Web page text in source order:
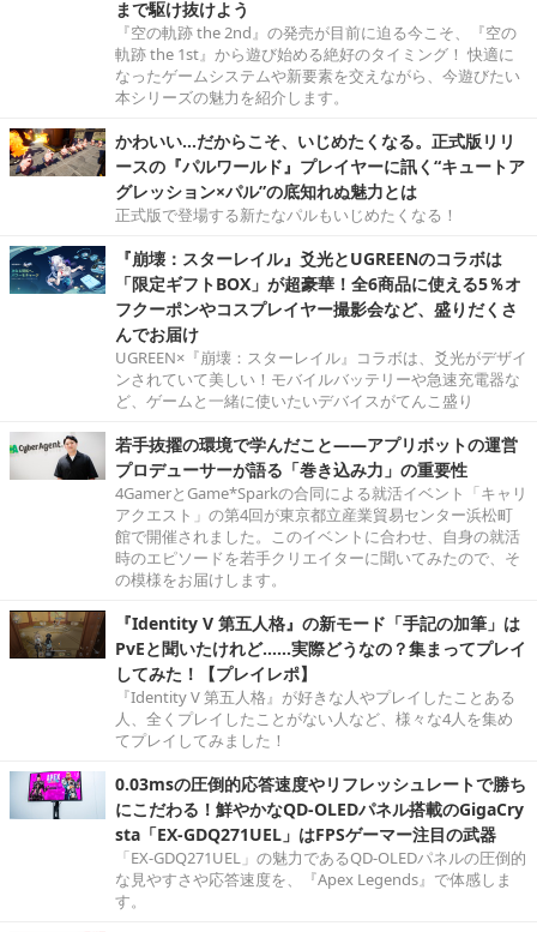
まで駆け抜けよう
『空の軌跡 the 2nd』の発売が目前に迫る今こそ、『空の
軌跡 the 1st』から遊び始める絶好のタイミング！ 快適に
なったゲームシステムや新要素を交えながら、今遊びたい
本シリーズの魅力を紹介します。
かわいい…だからこそ、いじめたくなる。正式版リリ
ースの『パルワールド』プレイヤーに訊く“キュートア
グレッション×パル”の底知れぬ魅力とは
正式版で登場する新たなパルもいじめたくなる！
『崩壊：スターレイル』爻光とUGREENのコラボは
「限定ギフトBOX」が超豪華！全6商品に使える5％オ
フクーポンやコスプレイヤー撮影会など、盛りだくさ
んでお届け
UGREEN×『崩壊：スターレイル』コラボは、爻光がデザイ
ンされていて美しい！モバイルバッテリーや急速充電器な
ど、ゲームと一緒に使いたいデバイスがてんこ盛り
若手抜擢の環境で学んだこと――アプリボットの運営
プロデューサーが語る「巻き込み力」の重要性
4GamerとGame*Sparkの合同による就活イベント「キャリ
アクエスト」の第4回が東京都立産業貿易センター浜松町
館で開催されました。このイベントに合わせ、自身の就活
時のエピソードを若手クリエイターに聞いてみたので、そ
の模様をお届けします。
『Identity V 第五人格』の新モード「手記の加筆」は
PvEと聞いたけれど……実際どうなの？集まってプレイ
してみた！【プレイレポ】
『Identity V 第五人格』が好きな人やプレイしたことある
人、全くプレイしたことがない人など、様々な4人を集め
てプレイしてみました！
0.03msの圧倒的応答速度やリフレッシュレートで勝ち
にこだわる！鮮やかなQD-OLEDパネル搭載のGigaCry
sta「EX-GDQ271UEL」はFPSゲーマー注目の武器
「EX-GDQ271UEL」の魅力であるQD-OLEDパネルの圧倒的
な見やすさや応答速度を、『Apex Legends』で体感しま
す。